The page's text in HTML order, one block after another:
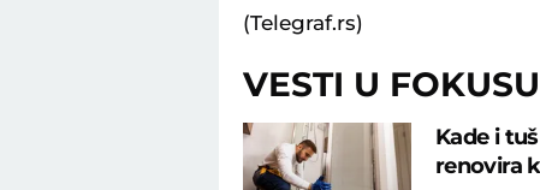
(Telegraf.rs)
VESTI U FOKUSU
Kade i
renovira